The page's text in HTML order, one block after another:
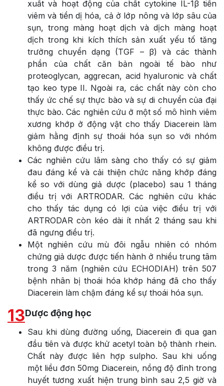
xuất và hoạt động của chất cytokine IL-1β tiền
viêm và tiền dị hóa, cả ở lớp nông và lớp sâu của
sụn, trong màng hoạt dịch và dịch màng hoạt
dịch trong khi kích thích sản xuất yếu tố tăng
trưởng chuyển dạng (TGF – β) và các thành
phần của chất căn bản ngoài tế bào như
proteoglycan, aggrecan, acid hyaluronic và chất
tạo keo type II. Ngoài ra, các chất này còn cho
thấy ức chế sự thực bào và sự di chuyển của đại
thực bào. Các nghiên cứu ở một số mô hình viêm
xương khớp ở động vật cho thấy Diacerein làm
giảm hằng định sự thoái hóa sụn so với nhóm
không được điều trị.
Các nghiên cứu lâm sàng cho thấy có sự giảm
đau đáng kể và cải thiện chức năng khớp đáng
kể so với dùng giả dược (placebo) sau 1 tháng
điều trị với ARTRODAR. Các nghiên cứu khác
cho thấy tác dụng có lợi của việc điều trị với
ARTRODAR còn kéo dài ít nhất 2 tháng sau khi
đã ngưng điều trị.
Một nghiên cứu mù đôi ngẫu nhiên có nhóm
chứng giả dược được tiến hành ở nhiều trung tâm
trong 3 năm (nghiên cứu ECHODIAH) trên 507
bệnh nhân bị thoái hóa khớp háng đã cho thấy
Diacerein làm chậm đáng kể sự thoái hóa sụn.
13Dược động học
Sau khi dùng đường uống, Diacerein đi qua gan
đầu tiên và được khử acetyl toàn bộ thành rhein.
Chất này được liên hợp sulpho. Sau khi uống
một liều đơn 50mg Diacerein, nồng độ đỉnh trong
huyết tương xuất hiện trung bình sau 2,5 giờ và